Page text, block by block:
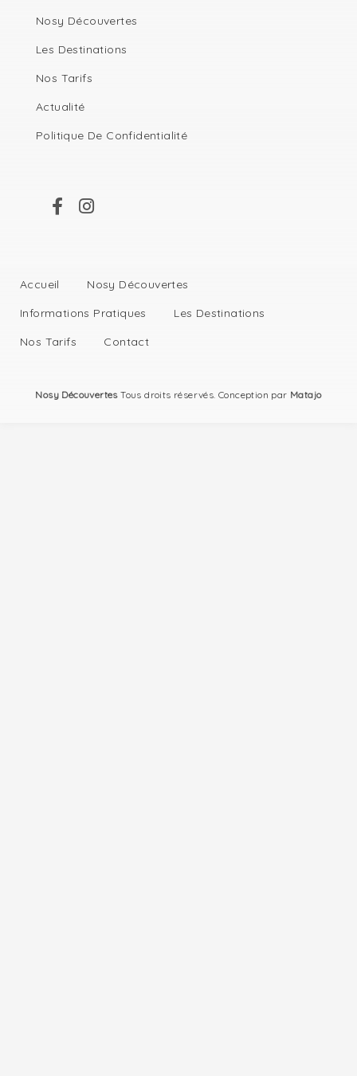
Nosy Découvertes
Les Destinations
Nos Tarifs
Actualité
Politique De Confidentialité
Accueil
Nosy Découvertes
Informations Pratiques
Les Destinations
Nos Tarifs
Contact
Nosy DécouvertesTous droits réservés. Conception par Matajo